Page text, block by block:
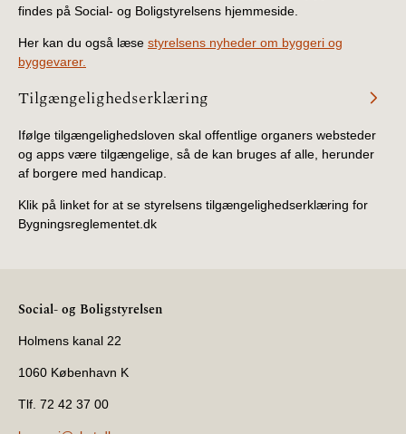
findes på Social- og Boligstyrelsens hjemmeside.
Her kan du også læse styrelsens nyheder om byggeri og
byggevarer.
Tilgængelighedserklæring
Ifølge tilgængelighedsloven skal offentlige organers websteder
og apps være tilgængelige, så de kan bruges af alle, herunder
af borgere med handicap.
Klik på linket for at se styrelsens tilgængelighedserklæring for
Bygningsreglementet.dk
Social- og Boligstyrelsen
Holmens kanal 22
1060 København K
Tlf. 72 42 37 00